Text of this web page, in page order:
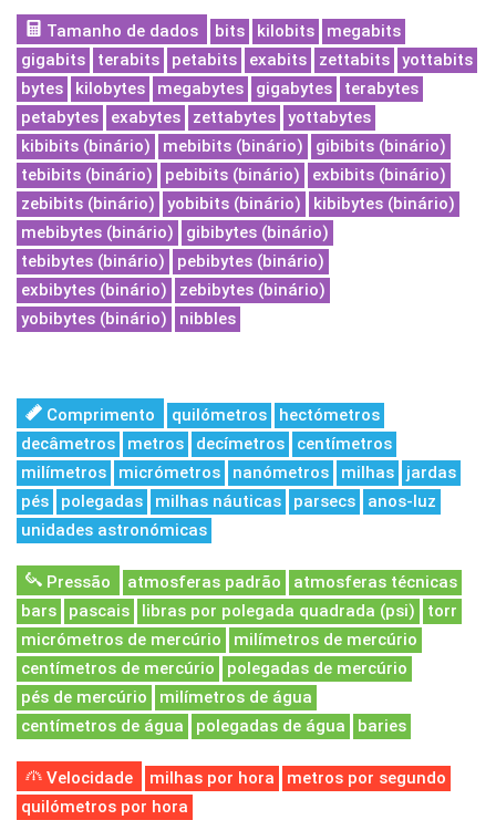
Tamanho de dados bits kilobits
megabits
gigabits
terabits petabits exabits zettabits
yottabits
bytes
kilobytes megabytes gigabytes
terabytes
petabytes
exabytes zettabytes
yottabytes
kibibits (binário)
mebibits (binário)
gibibits (binário)
tebibits (binário)
pebibits (binário)
exbibits (binário)
zebibits (binário)
yobibits (binário)
kibibytes (binário)
mebibytes (binário)
gibibytes (binário)
tebibytes (binário)
pebibytes (binário)
exbibytes (binário)
zebibytes (binário)
yobibytes (binário)
nibbles
Comprimento quilómetros
hectómetros
decâmetros
metros decímetros
centímetros
milímetros
micrómetros nanómetros milhas
jardas
pés
polegadas milhas náuticas parsecs
anos-luz
unidades astronómicas
Pressão atmosferas padrão
atmosferas técnicas
bars
pascais libras por polegada quadrada (psi)
torr
micrómetros de mercúrio
milímetros de mercúrio
centímetros de mercúrio
polegadas de mercúrio
pés de mercúrio
milímetros de água
centímetros de água
polegadas de água baries
Velocidade milhas por hora
metros por segundo
quilómetros por hora